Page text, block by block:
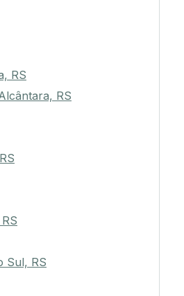
RS
RS
Sul, RS